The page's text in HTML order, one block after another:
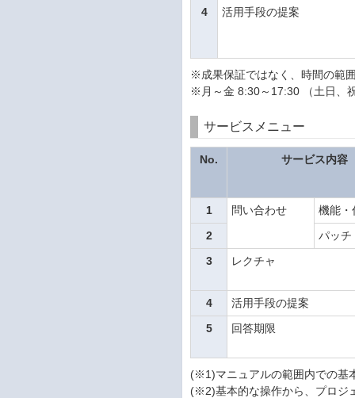
4 活用手段の提案
※成果保証ではなく、時間の範
※月～金 8:30～17:30 （土日、
サービスメニュー
No. サービス内容
1 問い合わせ
機能・
2
パッチ
3
レクチャ
4
活用手段の提案
5
回答期限
(※1)マニュアルの範囲内での基
(※2)基本的な操作から、プロジ